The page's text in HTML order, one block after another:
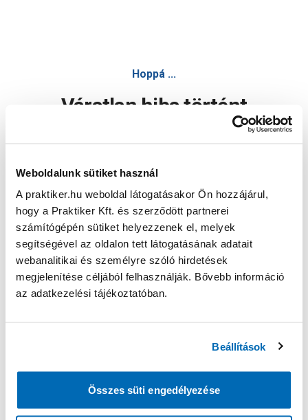
Weboldalunk sütiket használ
A praktiker.hu weboldal látogatásakor Ön hozzájárul,
hogy a Praktiker Kft. és szerződött partnerei
számítógépén sütiket helyezzenek el, melyek
segítségével az oldalon tett látogatásának adatait
webanalitikai és személyre szóló hirdetések
megjelenítése céljából felhasználják. Bővebb információ
az adatkezelési tájékoztatóban.
Beállítások
Összes süti engedélyezése
Hoppá ...
Váratlan hiba történt
Oldal újratöltése